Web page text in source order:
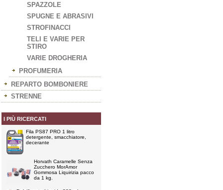
SPAZZOLE
SPUGNE E ABRASIVI
STROFINACCI
TELI E VARIE PER
STIRO
VARIE DROGHERIA
PROFUMERIA
REPARTO BOMBONIERE
STRENNE
I PIÙ RICERCATI
Fila PS87 PRO 1 litro
detergente, smacchiatore,
decerante
Horvath Caramelle Senza
Zucchero MorAmor
Gommosa Liquirizia pacco
da 1 kg.